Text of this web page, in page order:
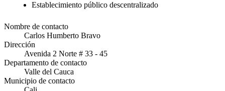
Establecimiento público descentralizado
Nombre de contacto
Carlos Humberto Bravo
Dirección
Avenida 2 Norte # 33 - 45
Departamento de contacto
Valle del Cauca
Municipio de contacto